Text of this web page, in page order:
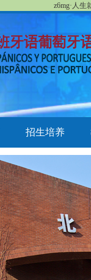
z6mg·人
招生培养